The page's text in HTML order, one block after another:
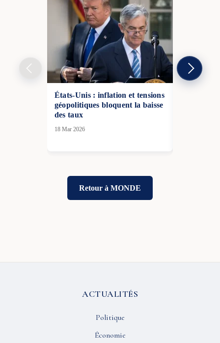
États-Unis : inflation et tensions
géopolitiques bloquent la baisse
des taux
18 Mar 2026
Retour à MONDE
ACTUALITÉS
Politique
Économie